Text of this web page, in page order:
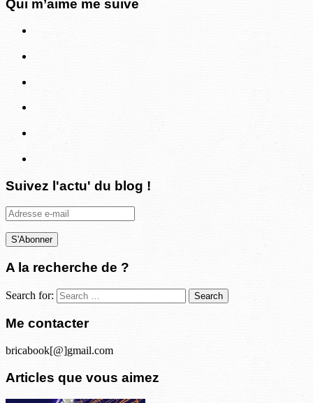
Qui m’aime me suive
Suivez l'actu' du blog !
Adresse
e-
mail
A la recherche de ?
Search for:
Me contacter
bricabook[@]gmail.com
Articles que vous aimez